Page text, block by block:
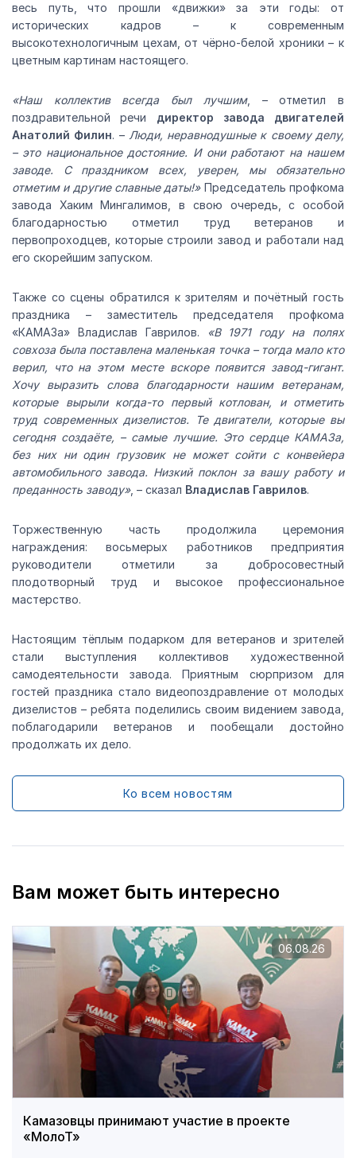
весь путь, что прошли «движки» за эти годы: от
исторических кадров – к современным
высокотехнологичным цехам, от чёрно-белой хроники – к
цветным картинам настоящего.
«Наш коллектив всегда был лучшим, – отметил в
поздравительной речи директор завода двигателей
Анатолий Филин. – Люди, неравнодушные к своему делу,
– это национальное достояние. И они работают на нашем
заводе. С праздником всех, уверен, мы обязательно
отметим и другие славные даты!»Председатель профкома
завода Хаким Мингалимов, в свою очередь, с особой
благодарностью отметил труд ветеранов и
первопроходцев, которые строили завод и работали над
его скорейшим запуском.
Также со сцены обратился к зрителям и почётный гость
праздника – заместитель председателя профкома
«КАМАЗа» Владислав Гаврилов.
«В 1971 году на полях
совхоза была поставлена маленькая точка – тогда мало кто
верил, что на этом месте вскоре появится завод-гигант.
Хочу выразить слова благодарности нашим ветеранам,
которые вырыли когда-то первый котлован, и отметить
труд современных дизелистов. Те двигатели, которые вы
сегодня создаёте, – самые лучшие. Это сердце КАМАЗа,
без них ни один грузовик не может сойти с конвейера
автомобильного завода. Низкий поклон за вашу работу и
преданность заводу», – сказал Владислав Гаврилов.
Торжественную часть продолжила церемония
награждения: восьмерых работников предприятия
руководители отметили за добросовестный
плодотворный труд и высокое профессиональное
мастерство.
Настоящим тёплым подарком для ветеранов и зрителей
стали выступления коллективов художественной
самодеятельности завода. Приятным сюрпризом для
гостей праздника стало видеопоздравление от молодых
дизелистов – ребята поделились своим видением завода,
поблагодарили ветеранов и пообещали достойно
продолжать их дело.
Ко всем новостям
Вам может быть интересно
Камазовцы принимают участие в проекте
«МолоТ»
06.08.26